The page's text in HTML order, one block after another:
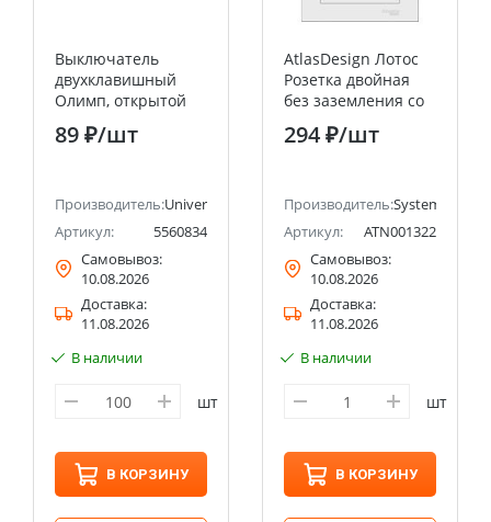
(ранее Schneider Electric)
Выключатель
двухклавишный
Олимп, открытой
установки, 10А,
220В, сосна
89 ₽/шт
Производитель:Universal
Артикул:
5560834
Самовывоз:
10.08.2026
Доставка:
11.08.2026
В наличии
шт
В КОРЗИНУ
AtlasDesign Лотос
Розетка двойная
без заземления со
шторками,16А, в
сборе Systeme
294 ₽/шт
Производитель:Systeme
Артикул:
ATN001322
Самовывоз:
10.08.2026
Доставка:
11.08.2026
В наличии
шт
В КОРЗИНУ